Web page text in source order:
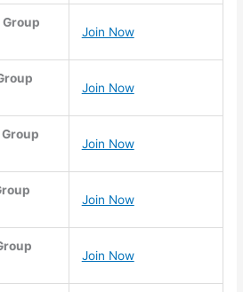
Join Now
Join Now
Join Now
Join Now
Join Now